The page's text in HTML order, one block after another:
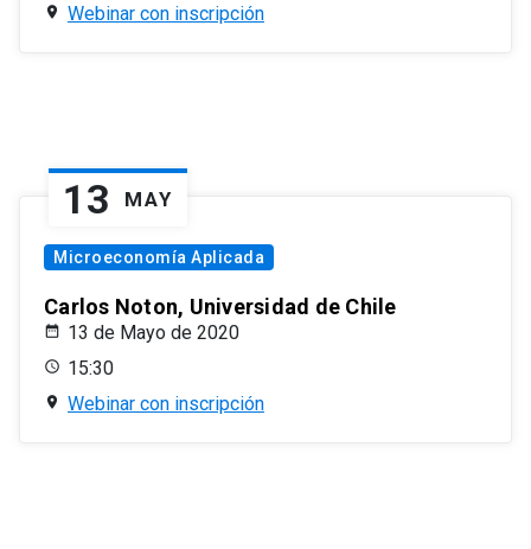
Webinar con inscripción
13 MAY
Microeconomía Aplicada
Carlos Noton, Universidad de Chile
13 de Mayo de 2020
15:30
Webinar con inscripción